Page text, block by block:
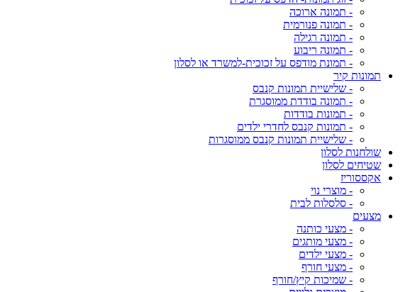
- תמונה ארוכה
- תמונה פנורמית
- תמונה רגילה
- תמונה ריבוע
- תמונת מודפס על זכוכית-למשרד או לסלון
תמונות קיר
- שלישיית תמונות קנבס
- תמונה בודדת ממוסגרת
- תמונות בודדות
- תמונות קנבס לחדרי ילדים
- שלישיית תמונות קנבס ממוסגרות
שולחנות לסלון
שטיחים לסלון
אקססוריז
- מוצרי נוי
- סלסלות לבית
מצעים
- מצעי כותנה
- מצעי מותגים
- מצעי ילדים
- מצעי חורף
- שמיכות קיץ/חורף